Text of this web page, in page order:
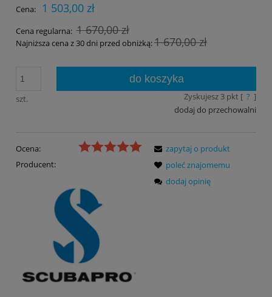
Cena: 1 503,00 zł
Cena regularna: 1 670,00 zł
Najniższa cena z 30 dni przed obniżką:1 670,00 zł
szt.
do koszyka
Zyskujesz 3pkt [ ? ]
dodaj do przechowalni
Ocena:
Producent:
zapytaj o produkt
poleć znajomemu
dodaj opinię